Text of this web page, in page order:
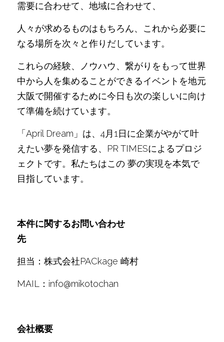
需要に合わせて、地域に合わせて、
人々が求めるものはもちろん、これから必要に
なる場所を次々と作りだしています。
これらの経験、ノウハウ、繋がりをもって世界
中から人を集めることができるイベントを地元
大阪で開催するために今日も次の楽しいに向け
て準備を続けています。
「April Dream」は、4月1日に企業がやがて叶
えたい夢を発信する、PR TIMESによるプロジ
ェクトです。私たちはこの 夢の実現を本気で
目指しています。
本件に関するお問い合わせ
先
担当：株式会社PACkage 崎村
MAIL：info@mikotochan
会社概要